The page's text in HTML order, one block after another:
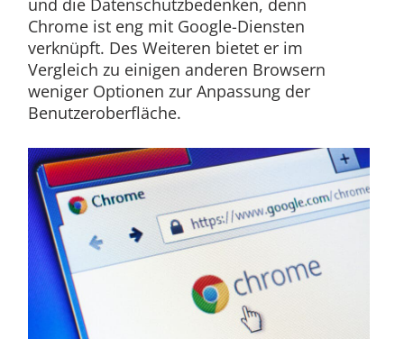
und die Datenschutzbedenken, denn
Chrome ist eng mit Google-Diensten
verknüpft. Des Weiteren bietet er im
Vergleich zu einigen anderen Browsern
weniger Optionen zur Anpassung der
Benutzeroberfläche.